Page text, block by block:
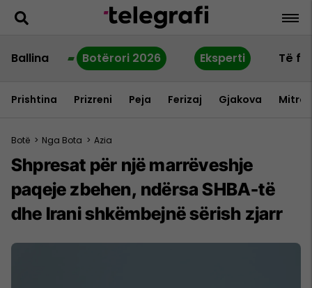
Ballina Botërori 2026 Eksperti Të
Prishtina Prizreni Peja Ferizaj Gjakova
Botë > Nga Bota > Azia
Shpresat për një marrëveshje
paqeje zbehen, ndërsa SHBA-të
dhe Irani shkëmbejnë sërish zjarr